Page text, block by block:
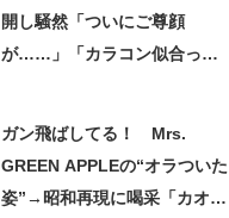
開し騒然「ついにご尊顔
が……」「カラコン似合って
ガン飛ばしてる！ Mrs.
GREEN APPLEの“オラついた
姿”→昭和再現に喝采「カオス